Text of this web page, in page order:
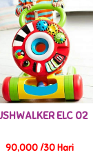
ELC 02
90,000 /30 Hari